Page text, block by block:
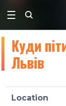
Куди
Львів
Location